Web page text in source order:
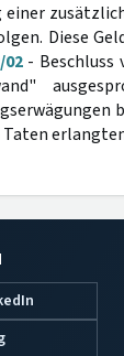
einer
Diese
02- Beschluss